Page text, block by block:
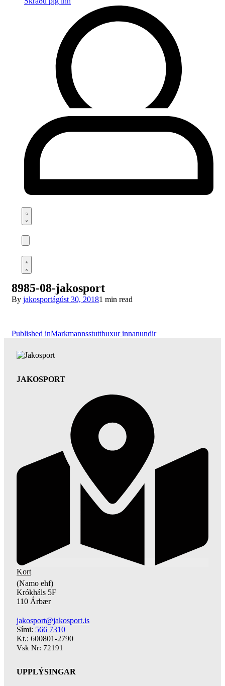
Search
open
Open
cart
Open
Account
details
8985-08-jakosport
By jakosportágúst 30, 20181 min read
Leiðarkerfi
færslu
Published inMarkmannsstuttbuxur innanundir
JAKOSPORT
Kort
(Namo ehf)
Krókháls 5F
110 Árbær
jakosport@jakosport.is
Sími: 566 7310
Kt.: 600801-2790
Vsk Nr: 72191
UPPLÝSINGAR